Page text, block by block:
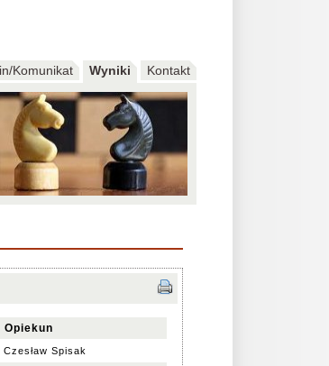
Komunikat Wyniki Kontakt
Opiekun
Czesław Spisak